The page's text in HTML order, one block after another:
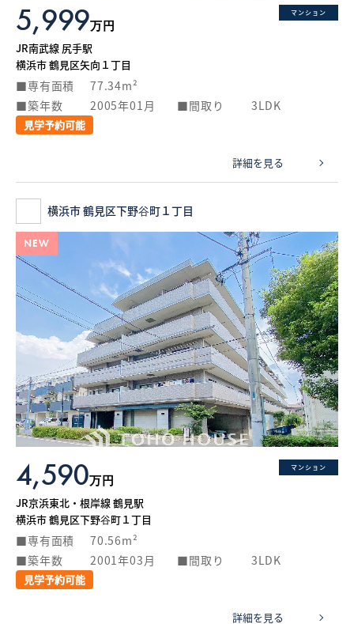
マンション
5,999万円
JR南武線 尻手駅
横浜市 鶴見区矢向１丁目
専有面積
77.34m²
築年数
2005年01月 間取り 3LDK
見学予約可能
詳細を見る
横浜市 鶴見区下野谷町１丁目
NEW
マンション
4,590万円
JR京浜東北・根岸線 鶴見駅
横浜市 鶴見区下野谷町１丁目
専有面積
70.56m²
築年数
2001年03月 間取り 3LDK
見学予約可能
詳細を見る